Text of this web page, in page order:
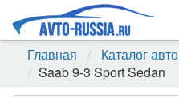
Главная
Каталог авто
Saab 9-3 Sport Sedan